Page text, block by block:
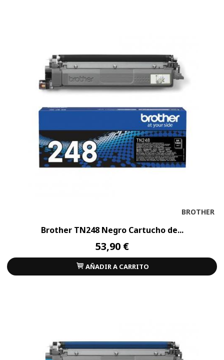
BROTHER
Brother TN248 Negro Cartucho de...
53,90 €
AÑADIR A CARRITO